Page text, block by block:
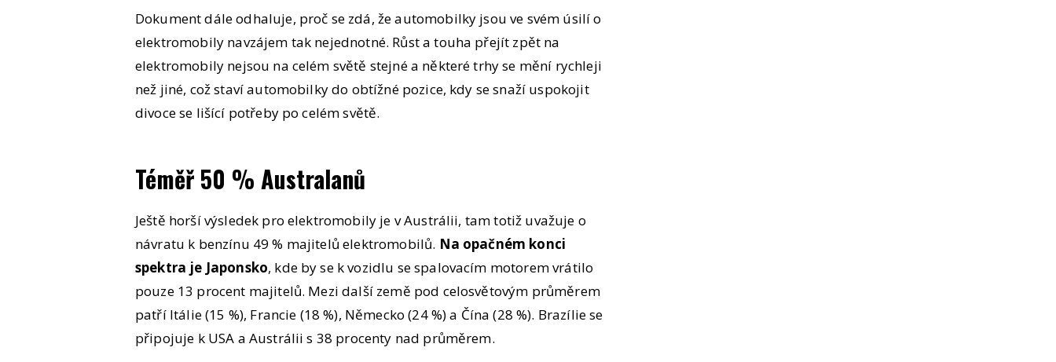
Dokument dále odhaluje, proč se zdá, že automobilky jsou ve svém úsilí o
elektromobily navzájem tak nejednotné. Růst a touha přejít zpět na
elektromobily nejsou na celém světě stejné a některé trhy se mění rychleji
než jiné, což staví automobilky do obtížné pozice, kdy se snaží uspokojit
divoce se lišící potřeby po celém světě.
Téměř 50 % Australanů
Ještě horší výsledek pro elektromobily je v Austrálii, tam totiž uvažuje o
návratu k benzínu 49 % majitelů elektromobilů. Na opačném konci
spektra je Japonsko, kde by se k vozidlu se spalovacím motorem vrátilo
pouze 13 procent majitelů. Mezi další země pod celosvětovým průměrem
patří Itálie (15 %), Francie (18 %), Německo (24 %) a Čína (28 %). Brazílie se
připojuje k USA a Austrálii s 38 procenty nad průměrem.